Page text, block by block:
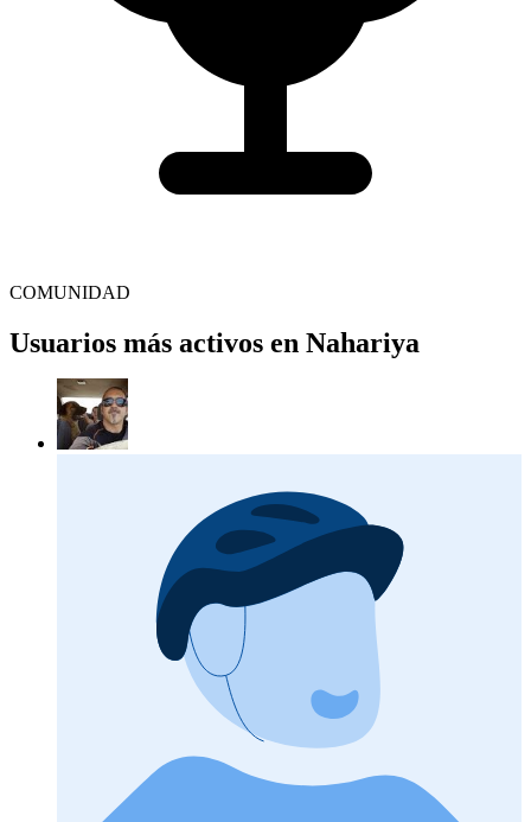
COMUNIDAD
Usuarios más activos en Nahariya